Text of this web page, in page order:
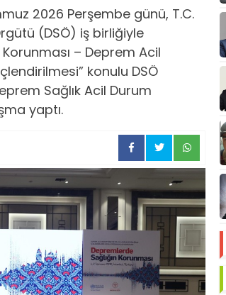
2026 Perşembe günü, T.C.
(DSÖ) iş birliğiyle
– Deprem Acil
konulu DSÖ
Sağlık Acil Durum
yaptı.